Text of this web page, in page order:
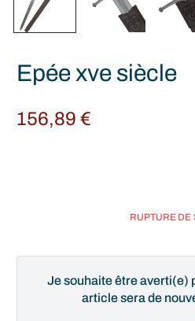
Epée xve siècle
156,89€
RUPTURE DE
Je souhaite être averti(e)
article sera de